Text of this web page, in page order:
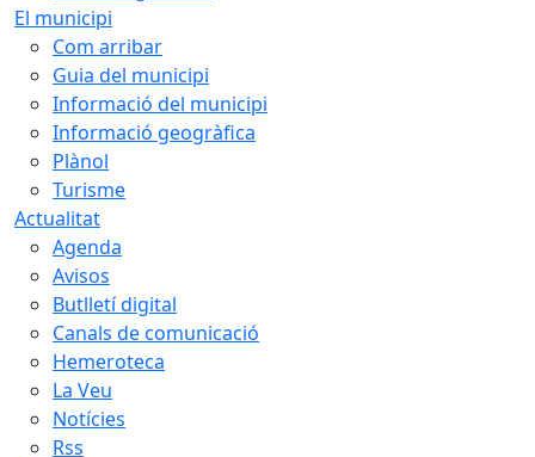
El municipi
Com arribar
Guia del municipi
Informació del municipi
Informació geogràfica
Plànol
Turisme
Actualitat
Agenda
Avisos
Butlletí digital
Canals de comunicació
Hemeroteca
La Veu
Notícies
Rss